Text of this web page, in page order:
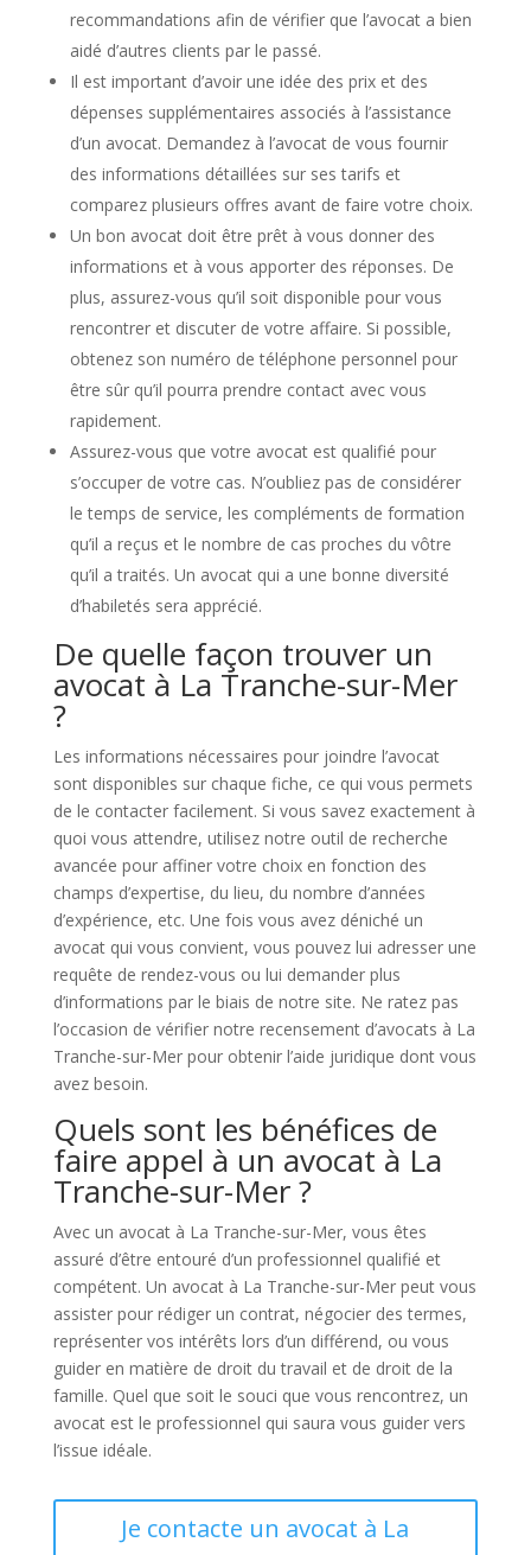
recommandations afin de vérifier que l’avocat a bien
aidé d’autres clients par le passé.
Il est important d’avoir une idée des prix et des
dépenses supplémentaires associés à l’assistance
d’un avocat. Demandez à l’avocat de vous fournir
des informations détaillées sur ses tarifs et
comparez plusieurs offres avant de faire votre choix.
Un bon avocat doit être prêt à vous donner des
informations et à vous apporter des réponses. De
plus, assurez-vous qu’il soit disponible pour vous
rencontrer et discuter de votre affaire. Si possible,
obtenez son numéro de téléphone personnel pour
être sûr qu’il pourra prendre contact avec vous
rapidement.
Assurez-vous que votre avocat est qualifié pour
s’occuper de votre cas. N’oubliez pas de considérer
le temps de service, les compléments de formation
qu’il a reçus et le nombre de cas proches du vôtre
qu’il a traités. Un avocat qui a une bonne diversité
d’habiletés sera apprécié.
De quelle façon trouver un
avocat à La Tranche-sur-Mer
?
Les informations nécessaires pour joindre l’avocat
sont disponibles sur chaque fiche, ce qui vous permets
de le contacter facilement. Si vous savez exactement à
quoi vous attendre, utilisez notre outil de recherche
avancée pour affiner votre choix en fonction des
champs d’expertise, du lieu, du nombre d’années
d’expérience, etc. Une fois vous avez déniché un
avocat qui vous convient, vous pouvez lui adresser une
requête de rendez-vous ou lui demander plus
d’informations par le biais de notre site. Ne ratez pas
l’occasion de vérifier notre recensement d’avocats à La
Tranche-sur-Mer pour obtenir l’aide juridique dont vous
avez besoin.
Quels sont les bénéfices de
faire appel à un avocat à La
Tranche-sur-Mer ?
Avec un avocat à La Tranche-sur-Mer, vous êtes
assuré d’être entouré d’un professionnel qualifié et
compétent. Un avocat à La Tranche-sur-Mer peut vous
assister pour rédiger un contrat, négocier des termes,
représenter vos intérêts lors d’un différend, ou vous
guider en matière de droit du travail et de droit de la
famille. Quel que soit le souci que vous rencontrez, un
avocat est le professionnel qui saura vous guider vers
l’issue idéale.
Je contacte un avocat à La